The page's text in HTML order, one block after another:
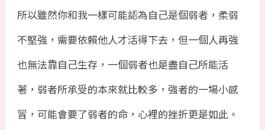
所以雖然你和我一樣可能認為自己是個弱者，柔弱
不堅強，需要依賴他人才活得下去，但一個人再強
也無法靠自己生存，一個弱者也是盡自己所能活
著，弱者所承受的本來就比較多，強者的一場小感
冒，可能會要了弱者的命，心裡的挫折更是如此。